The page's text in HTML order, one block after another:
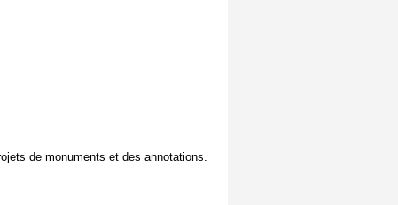
de monuments et des annotations.